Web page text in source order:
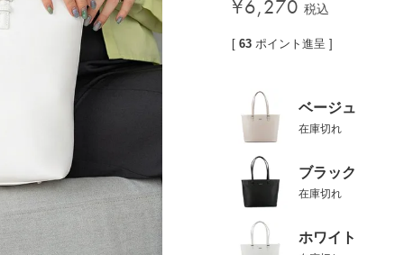
¥6,270 税込
[ 63 ポイント進呈 ]
ベージュ
在庫切れ
ブラック
在庫切れ
ホワイト